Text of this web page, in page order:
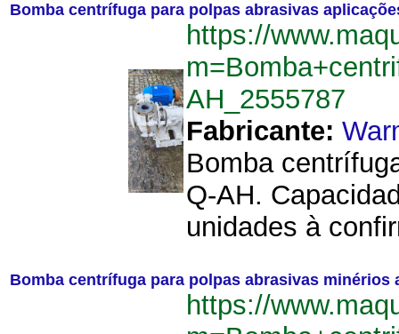
Bomba centrífuga para polpas abrasivas
https://
AH_2555787
Fabricante:
Bomba
Q-AH.
unidades à
Bomba centrífuga para polpas abrasivas minérios
https://